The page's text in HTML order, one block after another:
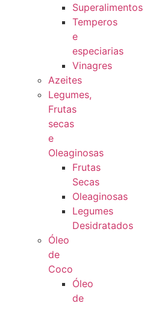
Superalimentos
Temperos
e
especiarias
Vinagres
Azeites
Legumes,
Frutas
secas
e
Oleaginosas
Frutas
Secas
Oleaginosas
Legumes
Desidratados
Óleo
de
Coco
Óleo
de